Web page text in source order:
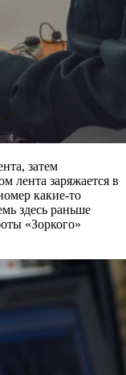
затем
лента заряжается в
какие-то
здесь раньше
«Зоркого»